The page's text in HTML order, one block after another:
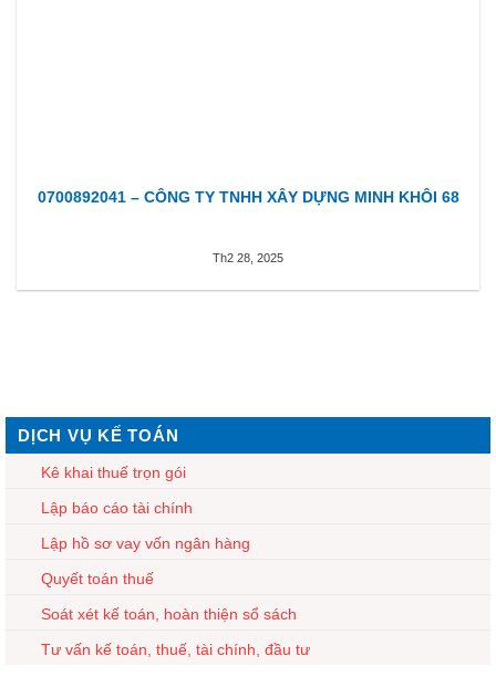
0700892041 – CÔNG TY TNHH XÂY DỰNG MINH KHÔI 68
Th2 28, 2025
DỊCH VỤ KẾ TOÁN
Kê khai thuế trọn gói
Lập báo cáo tài chính
Lập hồ sơ vay vốn ngân hàng
Quyết toán thuế
Soát xét kế toán, hoàn thiện sổ sách
Tư vấn kế toán, thuế, tài chính, đầu tư